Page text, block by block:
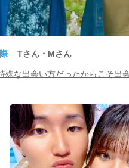
Tさん・Mさん
殊な出会い方だったからこそ出